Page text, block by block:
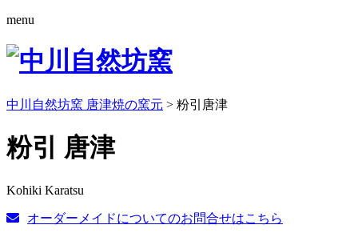
menu
中川自然坊窯 唐津焼の窯元 > 粉引唐津
粉引 唐津
Kohiki Karatsu
オーダーメイドについてのお問合せはこちら